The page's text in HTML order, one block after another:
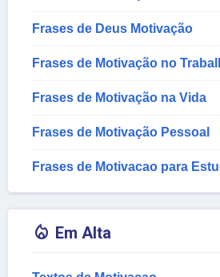
Frases de Deus Motivação
Frases de Motivação no
Frases de Motivação na Vida
Frases de Motivação Pessoal
Frases de Motivacao para
 Em Alta